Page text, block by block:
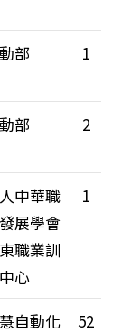
部 1
部 2
中華職
展學會
職業訓
心
1
自動化
52